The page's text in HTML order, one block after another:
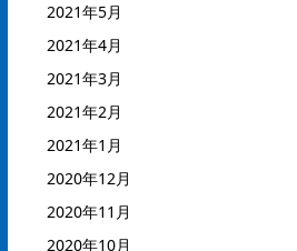
2021年5月
2021年4月
2021年3月
2021年2月
2021年1月
2020年12月
2020年11月
2020年10月